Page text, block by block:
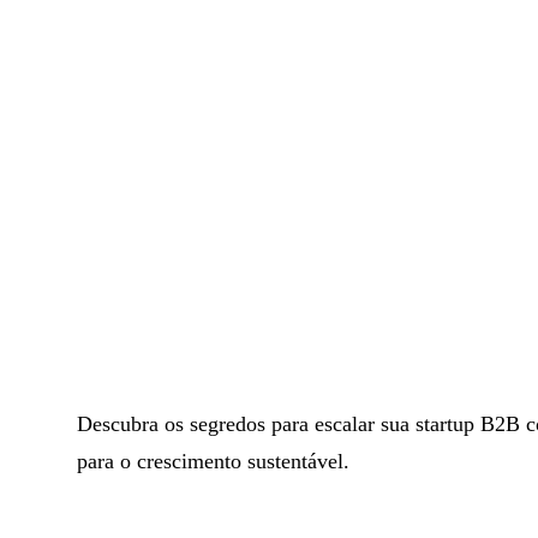
Descubra os segredos para escalar sua startup B2B
para o crescimento sustentável.